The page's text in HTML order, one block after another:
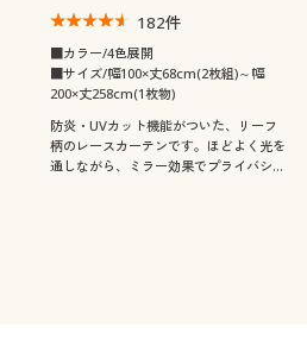
182件
■カラー/4色展開
■サイズ/幅100×丈68cm(2枚組)～幅
200×丈258cm(1枚物)
防炎・UVカット機能がついた、リーフ
柄のレースカーテンです。ほどよく光を
通しながら、ミラー効果でプライバシー